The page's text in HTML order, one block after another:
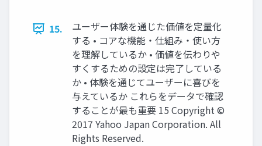
15.
ユーザー体験を通じた価値を定量化
する • コアな機能・仕組み・使い⽅
を理解しているか • 価値を伝わりや
すくするための設定は完了している
か • 体験を通じてユーザーに喜びを
与えているか これらをデータで確認
することが最も重要 15 Copyright ©
2017 Yahoo Japan Corporation. All
Rights Reserved.